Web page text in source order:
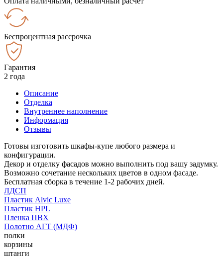
Беспроцентная рассрочка
Гарантия
2 года
Описание
Отделка
Внутреннее наполнение
Информация
Отзывы
Готовы изготовить шкафы-купе любого размера и
конфигурации.
Декор и отделку фасадов можно выполнить под вашу задумку.
Возможно сочетание нескольких цветов в одном фасаде.
Бесплатная сборка в течение 1-2 рабочих дней.
ЛДСП
Пластик Alvic Luxe
Пластик HPL
Пленка ПВХ
Полотно АГТ (МДФ)
полки
корзины
штанги